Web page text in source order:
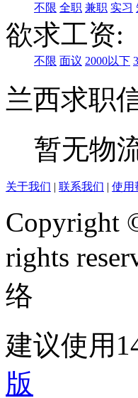
不限 全职 兼职 实习
欲求工资:
不限 面议 2000以下
兰西求职
暂无物
关于我们 | 联系我们 | 使用
Copyright
rights
络
建议使用
版